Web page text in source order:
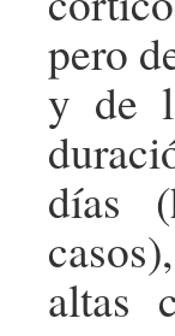
pero
y de
días
altas